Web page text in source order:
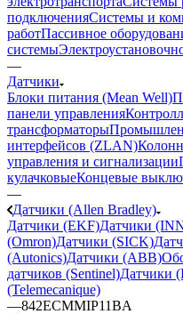
подключенияСистемы и
работПассивное
системы
—
Датчики
Блоки питания (Mean Well)
панели управления
трансформаторы
интерфейсов (ZLAN)
управления и сигнализации
кулачковыеКонцевые
—
Датчики (Allen Bradley)
Датчики (EKF)Датчики
(Omron)Датчики (SICK)
(Autonics)Датчики (ABB)
датчиков (Sentinel)Датчики
(Telemecanique)
—842ECMMIP11BA